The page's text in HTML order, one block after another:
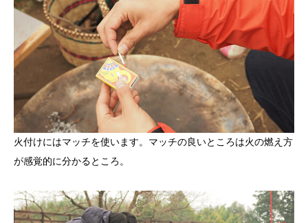
火付けにはマッチを使います。マッチの良いところは火の燃え方
が感覚的に分かるところ。